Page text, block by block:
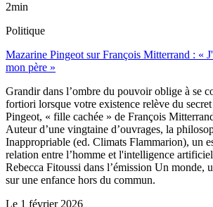
2min
Politique
Mazarine Pingeot sur François Mitterrand : «
mon père »
Grandir dans l’ombre du pouvoir oblige à se
fortiori lorsque votre existence relève du
Pingeot, « fille cachée » de François
Auteur d’une vingtaine d’ouvrages, la
Inappropriable (ed. Climats Flammarion), un
relation entre l’homme et l'intelligence
Rebecca Fitoussi dans l’émission Un monde,
sur une enfance hors du commun.
Le 1 février 2026